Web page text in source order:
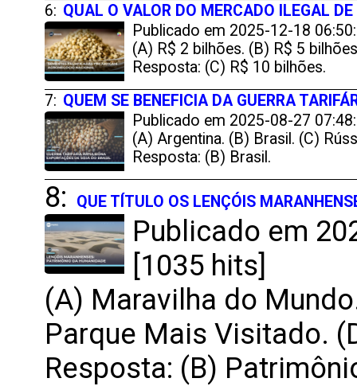
6: QUAL O VALOR DO MERCADO ILEGAL
Publicado em 2025-12-18
(A) R$ 2 bilhões. (B) R$ 5
Resposta: (C) R$ 10 bilhões.
7: QUEM SE BENEFICIA DA GUERRA
Publicado em 2025-08-27
(A) Argentina. (B) Brasil. (C)
Resposta: (B) Brasil.
8: QUE TÍTULO OS LENÇÓIS
Publicado em
[1035 hits]
(A) Maravilha do
Parque Mais Visitado.
Resposta: (B)